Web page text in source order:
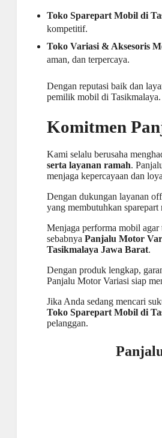
Toko Sparepart Mobil di
kompetitif.
Toko Variasi & Aksesoris
aman, dan terpercaya.
Dengan reputasi baik dan
pemilik mobil di Tasikmalaya.
Komitmen
Kami selalu berusaha
serta layanan ramah.
menjaga kepercayaan dan
Dengan dukungan layanan
yang membutuhkan
Menjaga performa mobil agar
sebabnya Panjalu Motor
Tasikmalaya Jawa Barat.
Dengan produk lengkap,
Panjalu Motor Variasi siap
Jika Anda sedang mencari
Toko Sparepart Mobil di
pelanggan.